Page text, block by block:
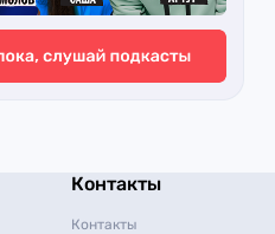
Контакты
Контакты